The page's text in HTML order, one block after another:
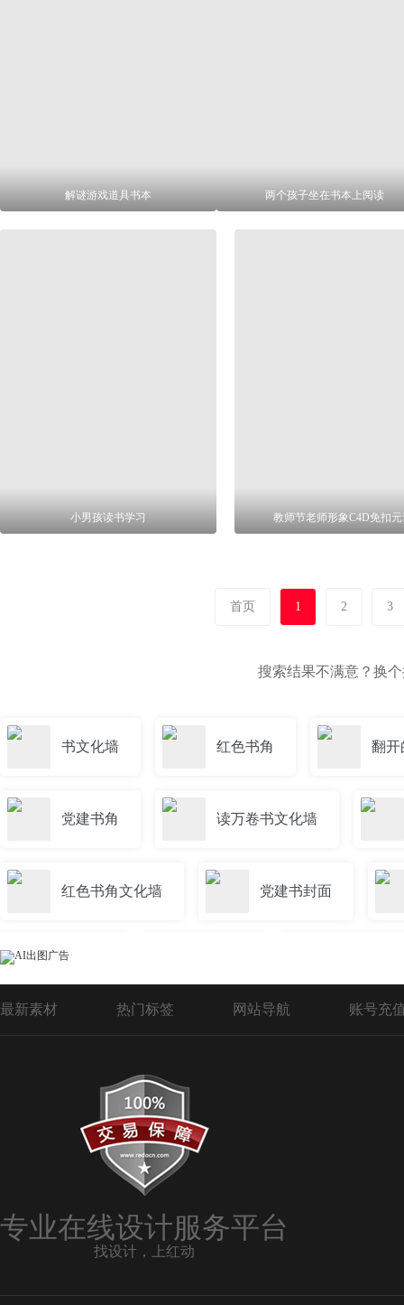
解谜游戏道具书本 两个孩子坐在书本上阅读
小男孩读书学习 教师节老师形象C4D免扣元
首页 1 2 3
搜索结果不满意？换
书文化墙 红色书角 翻开
党建书角 读万卷书文化墙
红色书角文化墙 党建书封面
书卡通
书的造型 书型雕塑 学校
最新素材 热门标签 网站导航 账号充
专业在线设计服务平台
找设计，上红动